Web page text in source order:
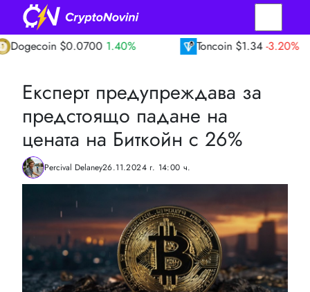
$0.0700 1.40% $1.34 -3.20%
Експерт предупреждава за
предстоящо падане на
цената на Биткойн с 26%
Percival Delaney26.11.2024 г. 14:00 ч.